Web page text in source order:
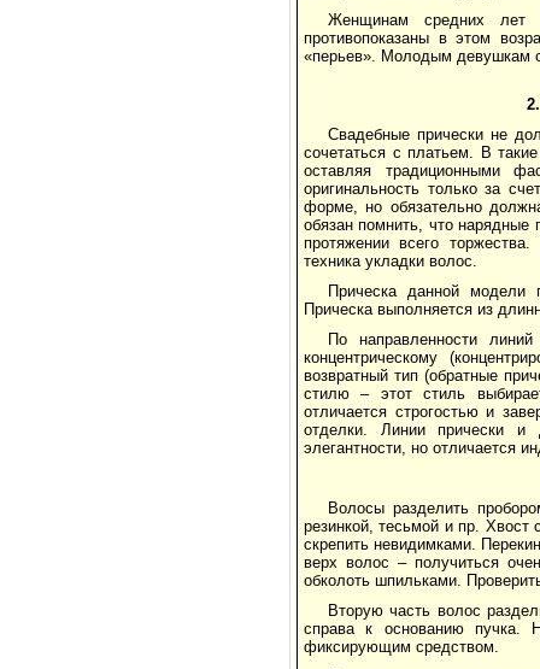
Женщинам средних лет
противопоказаны в этом
«перьев». Молодым девушкам
Свадебные прически не
сочетаться с платьем. В
оставляя традиционными
оригинальность только за
форме, но обязательно
обязан помнить, что
протяжении всего
техника укладки волос.
Прическа данной модели
Прическа выполняется из
По направленности
концентрическому
возвратный тип (обратные
стилю – этот стиль
отличается строгостью и
отделки. Линии прически и
элегантности, но отличается
Волосы разделить
резинкой, тесьмой и пр. Хвост
скрепить невидимками.
верх волос – получиться
обколоть шпильками.
Вторую часть волос
справа к основанию пучка.
фиксирующим средством.